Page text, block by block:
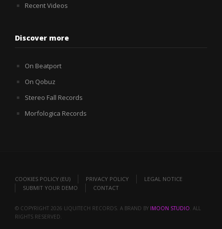
Recent Videos
Discover more
On Beatport
On Qobuz
Stereo Fall Records
Morfologica Records
COOKIES POLICY (EU) PRIVACY POLICY
LEGAL NOTICE
SUBMIT YOUR DEMO
CONTACT
© COPYRIGHT 2026 LIQUITECH RECORDS. A BRAND BY IMOON STUDIO . ALL
RIGHTS RESERVED.